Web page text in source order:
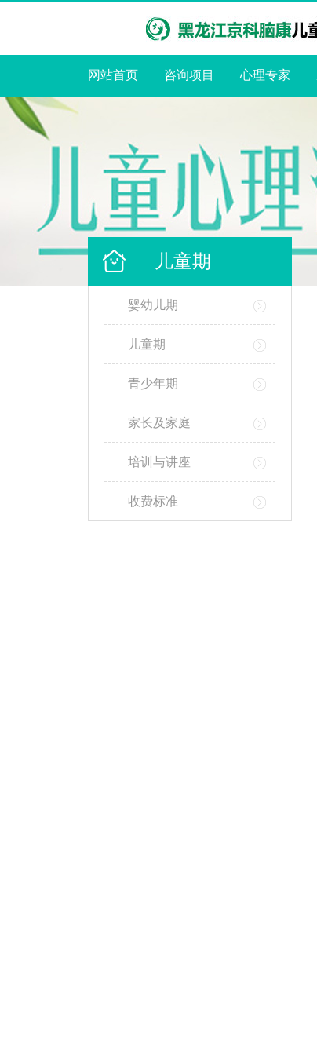
网站首页 咨询项目 心理专家
儿童期
婴幼儿期
儿童期
青少年期
家长及家庭
培训与讲座
收费标准